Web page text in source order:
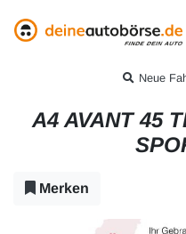
Neue
A4 AVANT 45
Merken